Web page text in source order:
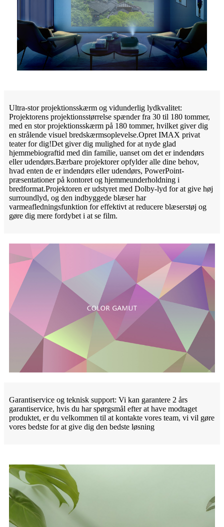
Ultra-stor projektionsskærm og vidunderlig lydkvalitet:
Projektorens projektionsstørrelse spænder fra 30 til 180 tommer,
med en stor projektionsskærm på 180 tommer, hvilket giver dig
en strålende visuel bredskærmsoplevelse.Opret IMAX privat
teater for dig!Det giver dig mulighed for at nyde glad
hjemmebiograftid med din familie, uanset om det er indendørs
eller udendørs.Bærbare projektorer opfylder alle dine behov,
hvad enten de er indendørs eller udendørs, PowerPoint-
præsentationer på kontoret og hjemmeunderholdning i
bredformat.Projektoren er udstyret med Dolby-lyd for at give høj
surroundlyd, og den indbyggede blæser har
varmeafledningsfunktion for effektivt at reducere blæserstøj og
gøre dig mere fordybet i at se film.
Garantiservice og teknisk support: Vi kan garantere 2 års
garantiservice, hvis du har spørgsmål efter at have modtaget
produktet, er du velkommen til at kontakte vores team, vi vil gøre
vores bedste for at give dig den bedste løsning